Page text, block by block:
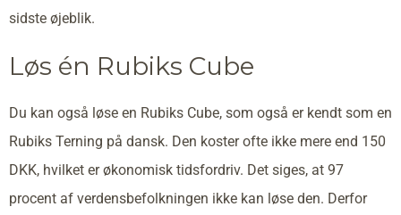
sidste øjeblik.
Løs én Rubiks Cube
Du kan også løse en Rubiks Cube, som også er kendt som en
Rubiks Terning på dansk. Den koster ofte ikke mere end 150
DKK, hvilket er økonomisk tidsfordriv. Det siges, at 97
procent af verdensbefolkningen ikke kan løse den. Derfor